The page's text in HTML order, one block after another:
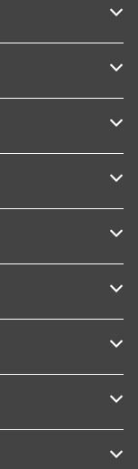
ベルタン)
ュレス)
ジュ)
)